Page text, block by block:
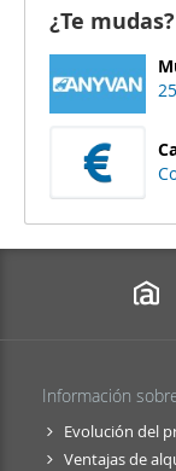
¿Te mudas?
Información
Evolución del
Ventajas de